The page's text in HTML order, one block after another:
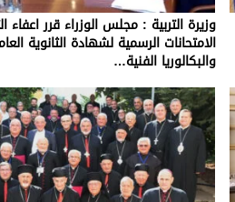
وزيرة التربية : مجلس الوزراء قرر اعفاء
الامتحانات الرسمية لشهادة الثانوية
والبكالوريا الفنية…